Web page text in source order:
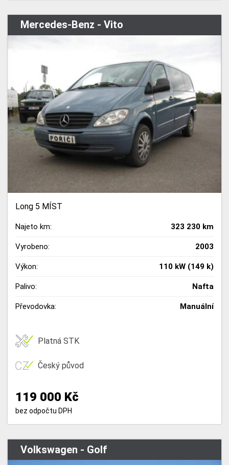
Mercedes-Benz - Vito
Long 5 MÍST
Najeto km: 323 230 km
Vyrobeno: 2003
Výkon: 110 kW (149 k)
Palivo: Nafta
Převodovka: Manuální
Platná STK
Český původ
119 000 Kč
bez odpočtu DPH
Volkswagen - Golf